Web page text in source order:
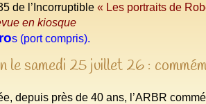
de l’Incorruptible« Les portraits de
en kiosque
s (port compris).
le samedi 25 juillet 26 :
depuis près de 40 ans, l’ARBR